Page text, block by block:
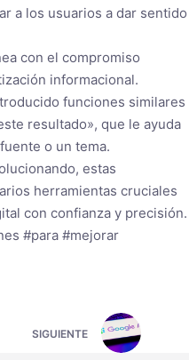
a los usuarios a dar sentido
con el compromiso
informacional.
funciones similares
resultado», que le ayuda
o un tema.
estas
herramientas cruciales
con confianza y precisión.
#para #mejorar
SIGUIENTE